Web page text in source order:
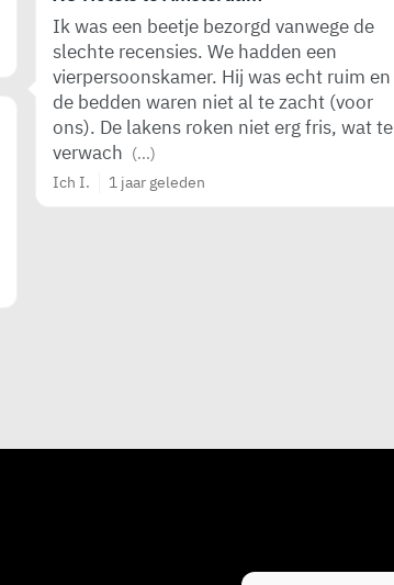
Ik was een beetje bezorgd vanwege de
slechte recensies. We hadden een
vierpersoonskamer. Hij was echt ruim en
de bedden waren niet al te zacht (voor
ons). De lakens roken niet erg fris, wat te
verwach (...)
Ich I.
1 jaar geleden